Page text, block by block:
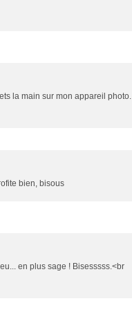
la main sur mon appareil photo.
bien, bisous
en plus sage ! Bisesssss.<br